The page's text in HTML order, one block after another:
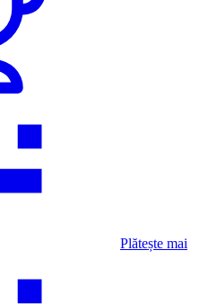
Plătește mai